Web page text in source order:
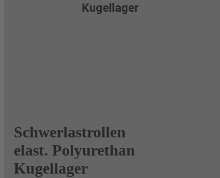
Kugellager
Schwerlastrollen
elast. Polyurethan
Kugellager